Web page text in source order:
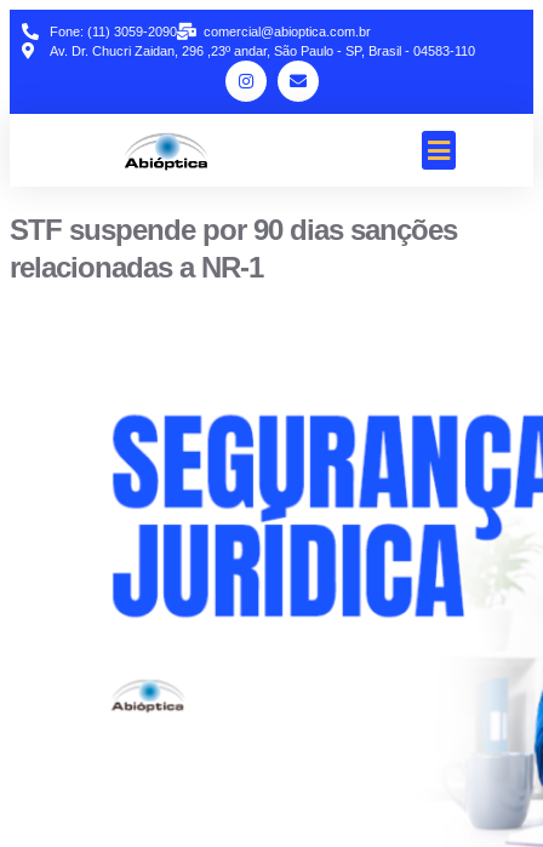
Fone: (11) 3059-2090
comercial@abioptica.com.br
Av. Dr. Chucri Zaidan, 296 ,23º andar, São Paulo - SP, Brasil - 04583-110
STF suspende por 90 dias sanções
relacionadas a NR-1